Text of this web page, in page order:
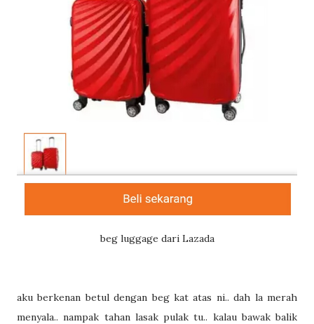
beg luggage dari Lazada
aku berkenan betul dengan beg kat atas ni.. dah la merah
menyala.. nampak tahan lasak pulak tu.. kalau bawak balik